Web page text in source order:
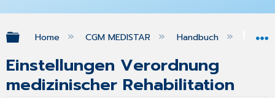
Expand/collapse global hierarchy
Home CGM MEDISTAR Handbuch
Einstellungen Verordnung
medizinischer Rehabilitation